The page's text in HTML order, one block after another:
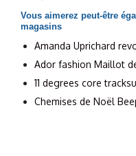
Vous aimerez peut-être
magasins
Amanda Uprichard
Ador fashion Maillot
11 degrees core
Chemises de Noël